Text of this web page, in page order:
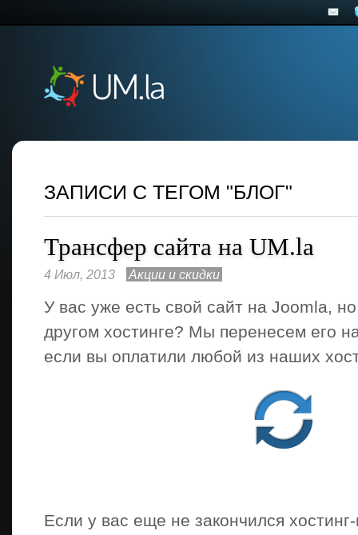
ЗАПИСИ С ТЕГОМ "БЛОГ"
Трансфер сайта на UM.la
4 Июл, 2013 Акции и скидки
У вас уже есть свой сайт на Joomla,
другом хостинге? Мы перенесем его
если вы оплатили любой из наших
Если у вас еще не закончился